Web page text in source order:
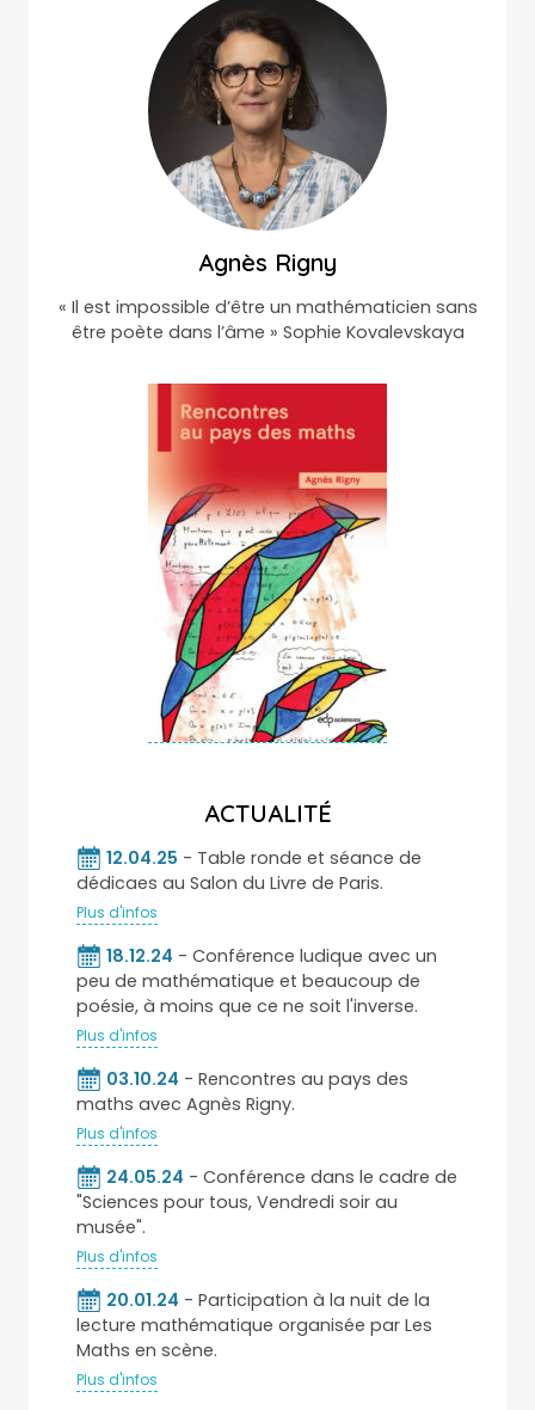
Agnès Rigny
« Il est impossible d’être un mathématicien sans
être poète dans l’âme » Sophie Kovalevskaya
ACTUALITÉ
12.04.25 - Table ronde et séance de
dédicaes au Salon du Livre de Paris.
Plus d'infos
18.12.24 - Conférence ludique avec un
peu de mathématique et beaucoup de
poésie, à moins que ce ne soit l'inverse.
Plus d'infos
03.10.24 - Rencontres au pays des
maths avec Agnès Rigny.
Plus d'infos
24.05.24 - Conférence dans le cadre de
"Sciences pour tous, Vendredi soir au
musée".
Plus d'infos
20.01.24 - Participation à la nuit de la
lecture mathématique organisée par Les
Maths en scène.
Plus d'infos